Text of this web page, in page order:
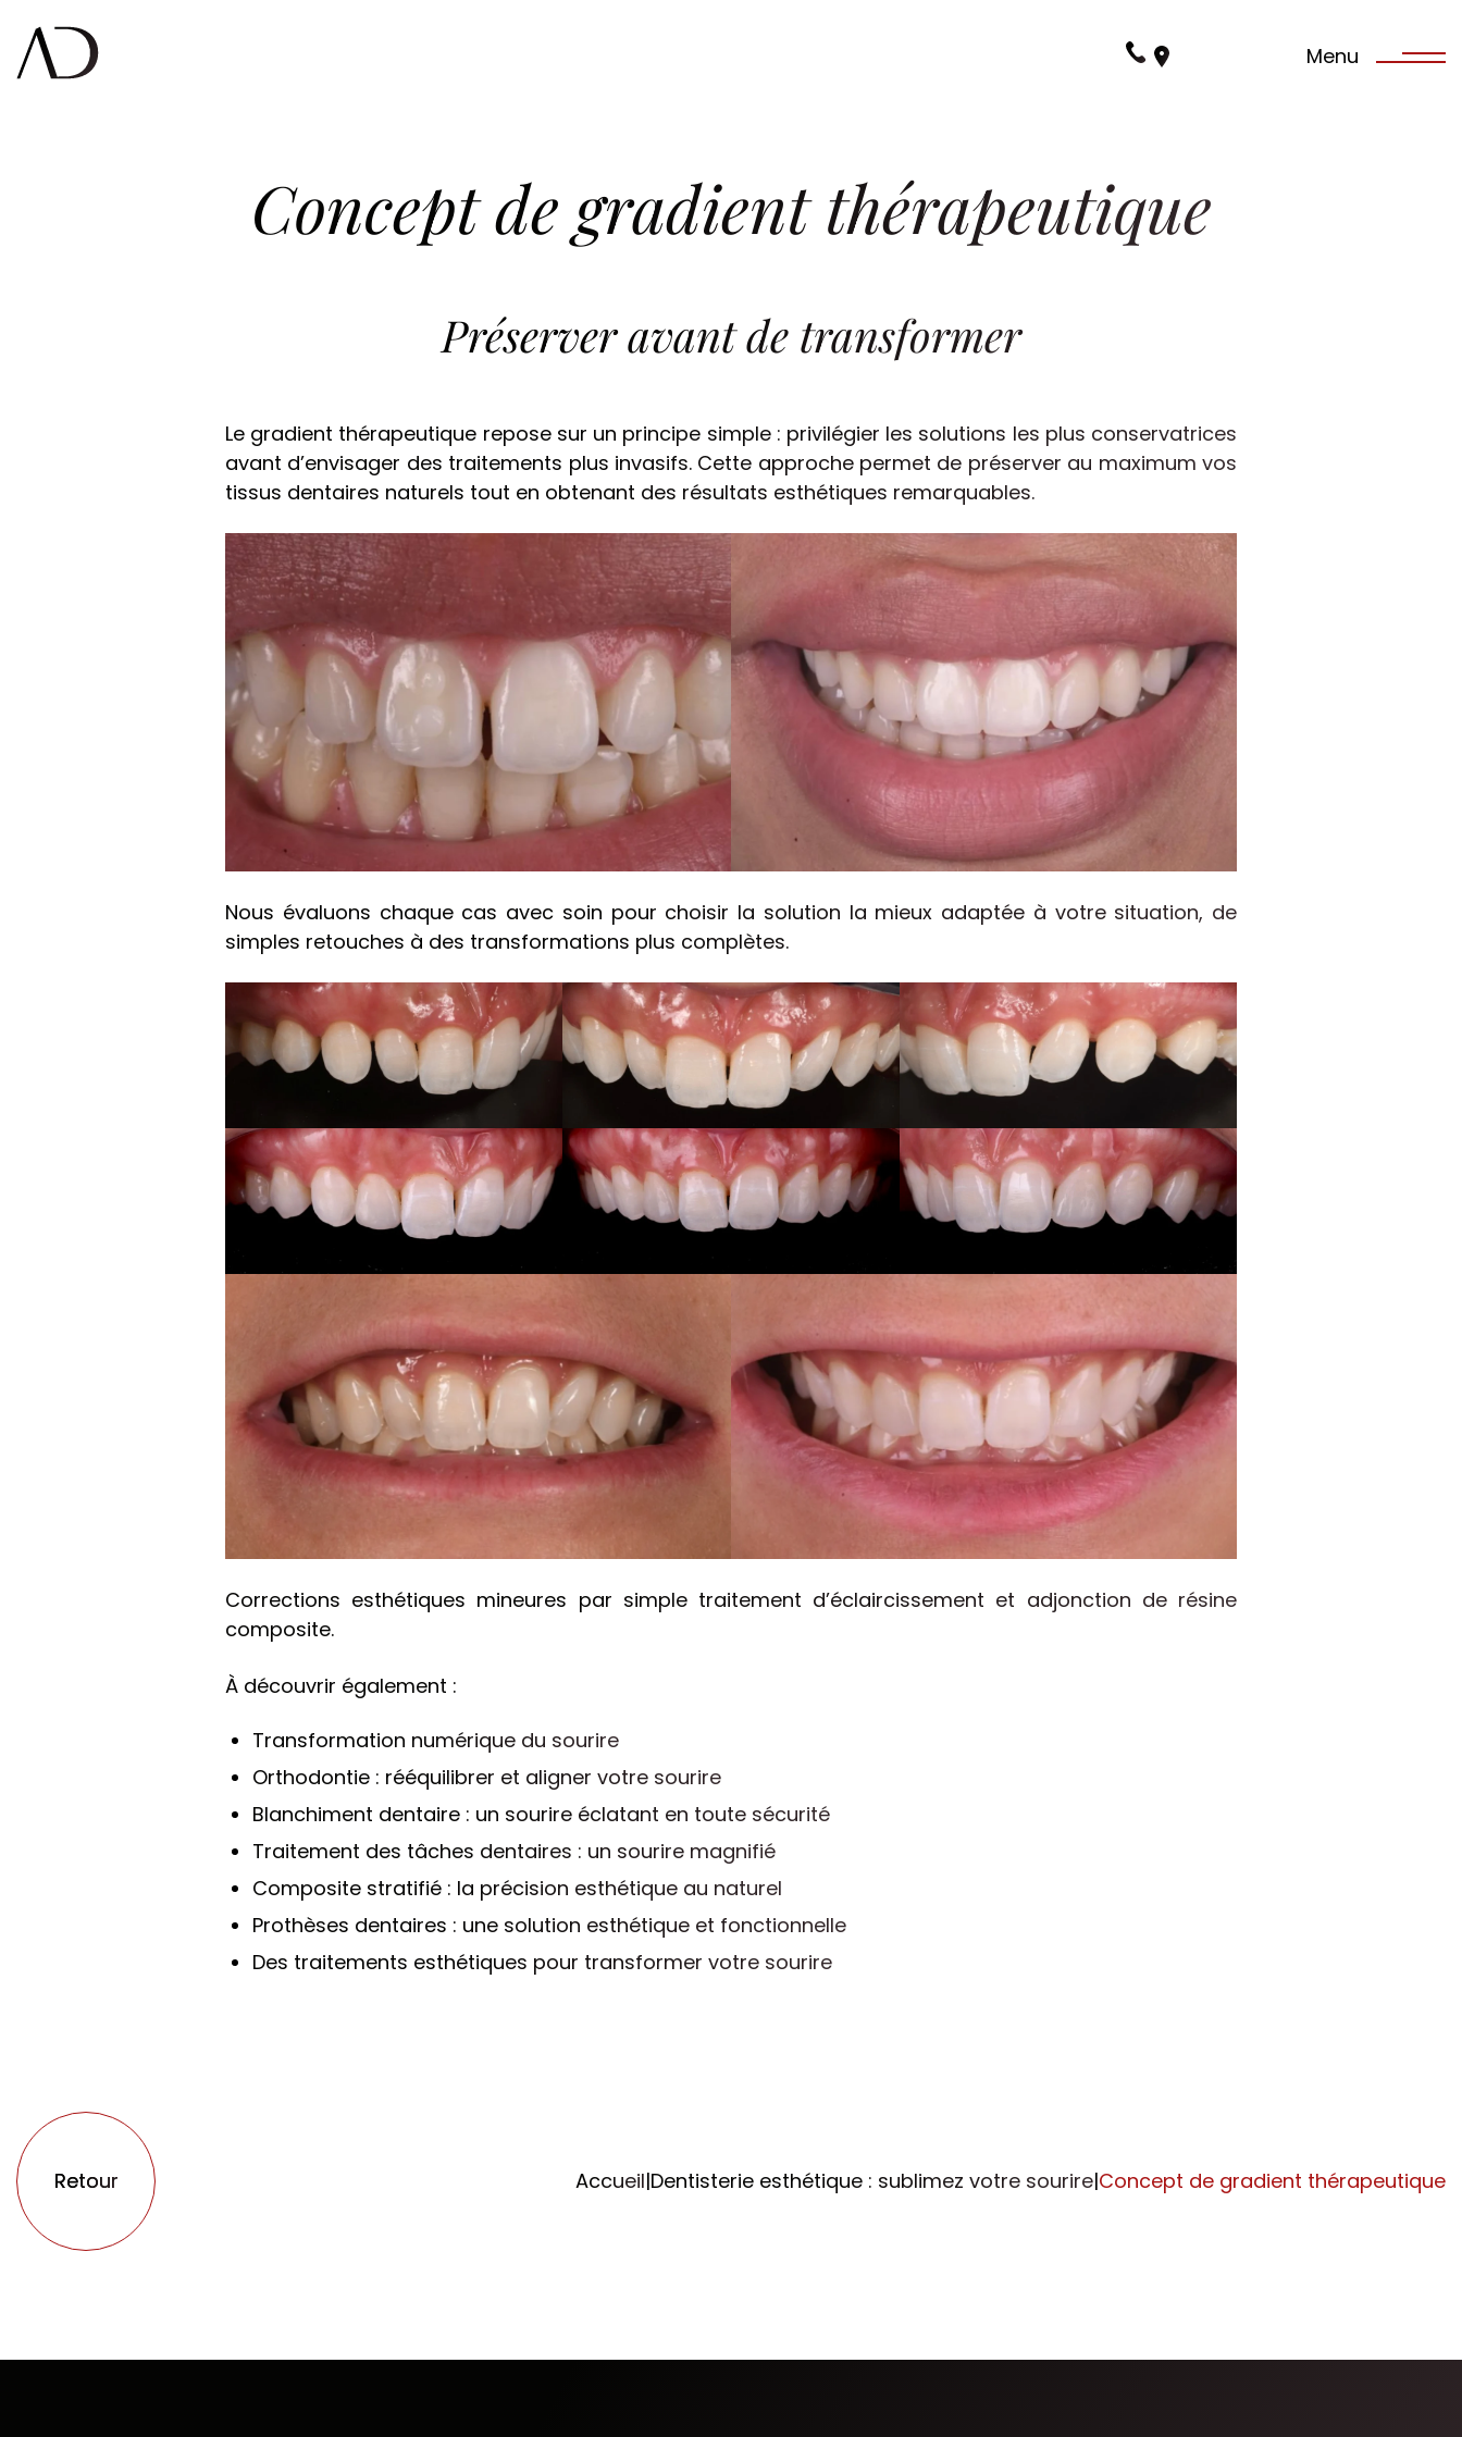
03 88 24 04 00
Dr Romain Demangeat
Menu
Notre Cabinet
L’équipe
Traitements
Pathologies
Les conseils
Cas cliniques
Accès
Concept de gradient thérapeutique
Préserver avant de transformer
Le gradient thérapeutique repose sur un principe simple : privilégier les solutions les plus conservatrices
avant d’envisager des traitements plus invasifs. Cette approche permet de préserver au maximum vos
tissus dentaires naturels tout en obtenant des résultats esthétiques remarquables.
Nous évaluons chaque cas avec soin pour choisir la solution la mieux adaptée à votre situation, de
simples retouches à des transformations plus complètes.
Corrections esthétiques mineures par simple traitement d’éclaircissement et adjonction de résine
composite.
À découvrir également :
Transformation numérique du sourire
Orthodontie : rééquilibrer et aligner votre sourire
Blanchiment dentaire : un sourire éclatant en toute sécurité
Traitement des tâches dentaires : un sourire magnifié
Composite stratifié : la précision esthétique au naturel
Prothèses dentaires : une solution esthétique et fonctionnelle
Des traitements esthétiques pour transformer votre sourire
Retour Accueil|Dentisterie esthétique : sublimez votre sourire|Concept de gradient thérapeutique